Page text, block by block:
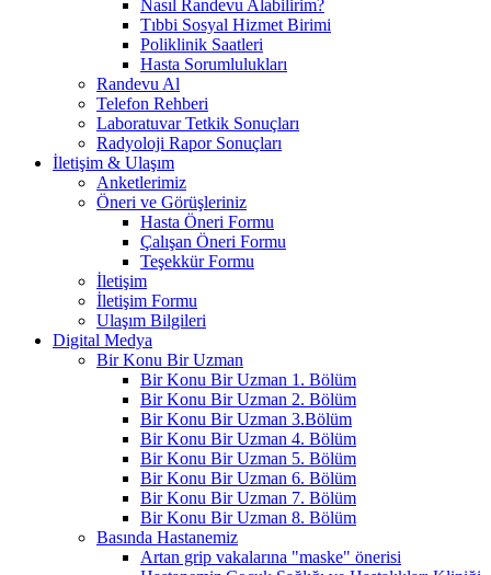
Nasıl Randevu Alabilirim?
Tıbbi Sosyal Hizmet Birimi
Poliklinik Saatleri
Hasta Sorumlulukları
Randevu Al
Telefon Rehberi
Laboratuvar Tetkik Sonuçları
Radyoloji Rapor Sonuçları
İletişim & Ulaşım
Anketlerimiz
Öneri ve Görüşleriniz
Hasta Öneri Formu
Çalışan Öneri Formu
Teşekkür Formu
İletişim
İletişim Formu
Ulaşım Bilgileri
Digital Medya
Bir Konu Bir Uzman
Bir Konu Bir Uzman 1. Bölüm
Bir Konu Bir Uzman 2. Bölüm
Bir Konu Bir Uzman 3.Bölüm
Bir Konu Bir Uzman 4. Bölüm
Bir Konu Bir Uzman 5. Bölüm
Bir Konu Bir Uzman 6. Bölüm
Bir Konu Bir Uzman 7. Bölüm
Bir Konu Bir Uzman 8. Bölüm
Basında Hastanemiz
Artan grip vakalarına "maske" önerisi